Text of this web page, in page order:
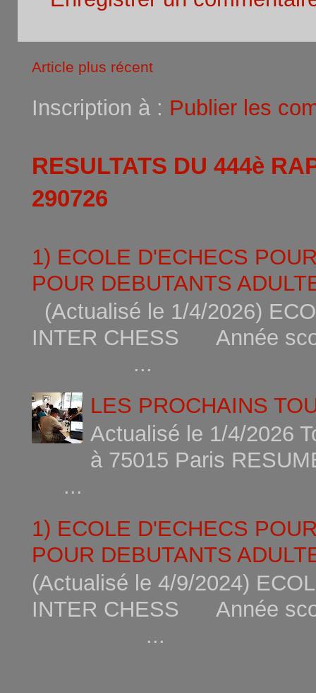
Article plus récent
Inscription à : Publier les
RESULTATS DU 444è
290726
1) ECOLE D'ECHECS
POUR DEBUTANTS
(Actualisé le 1/4/2026)
INTER CHESS Année
...
LES PROCHAINS
Actualisé le 1/4/2026
à 75015
...
1) ECOLE D'ECHECS
POUR DEBUTANTS
(Actualisé le 4/9/2024)
INTER CHESS Année
...